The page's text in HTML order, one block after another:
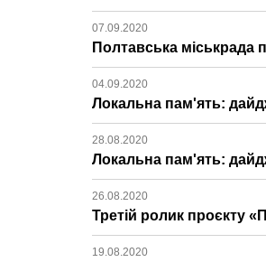
07.09.2020
Полтавська міськрада
04.09.2020
Локальна пам'ять:
28.08.2020
Локальна пам'ять:
26.08.2020
Третій ролик проєкту
19.08.2020